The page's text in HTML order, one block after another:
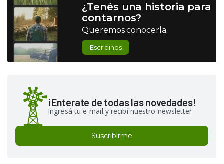
¿Tenés una historia para
contarnos?
Queremos conocerla
Escribinos
¡Enterate de todas las novedades!
Ingresá tu e-mail y recibí nuestro newsletter
Suscribirme